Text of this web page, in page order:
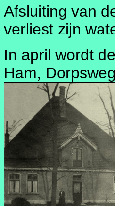
Afsluiting van
verliest zijn
In april wordt
Ham,